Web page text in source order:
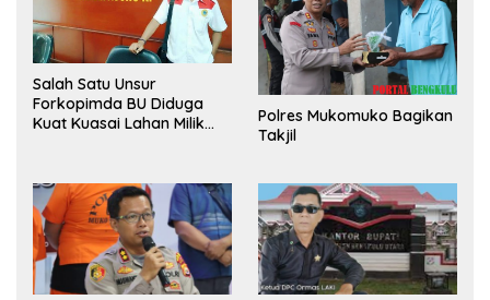
Salah Satu Unsur
Forkopimda BU Diduga
Kuat Kuasai Lahan Milik
Polres Mukomuko Bagikan
Takjil